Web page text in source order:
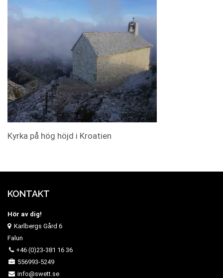
Kyrka på hög höjd i Kroatien
KONTAKT
Hör av dig!
Karlbergs Gård 6
Falun
+46 (0)23-381 16 36
556993-5249
info@swett.se